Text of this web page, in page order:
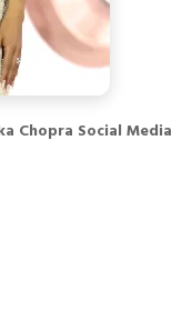
Chopra Social Media